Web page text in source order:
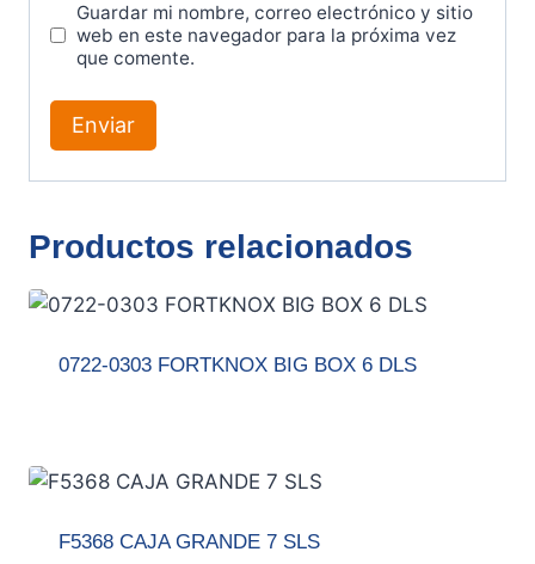
Guardar mi nombre, correo electrónico y sitio
web en este navegador para la próxima vez
que comente.
Productos relacionados
0722-0303 FORTKNOX BIG BOX 6 DLS
F5368 CAJA GRANDE 7 SLS